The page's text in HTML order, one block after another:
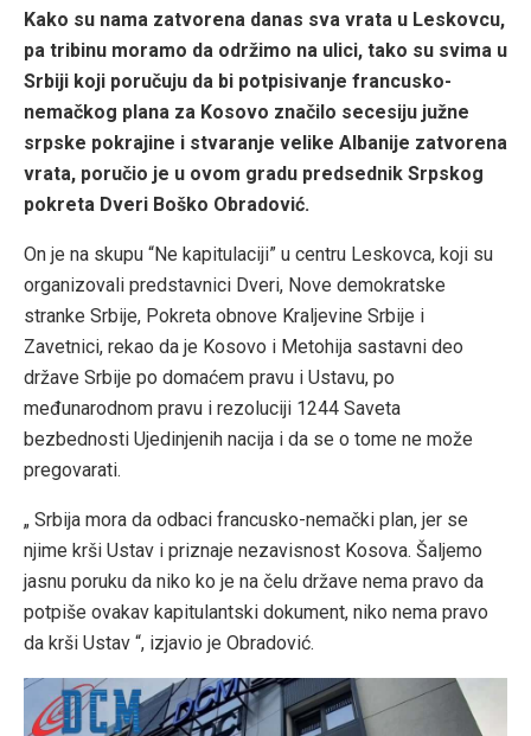
Kako su nama zatvorena danas sva vrata u Leskovcu,
pa tribinu moramo da održimo na ulici, tako su svima u
Srbiji koji poručuju da bi potpisivanje francusko-
nemačkog plana za Kosovo značilo secesiju južne
srpske pokrajine i stvaranje velike Albanije zatvorena
vrata, poručio je u ovom gradu predsednik Srpskog
pokreta Dveri Boško Obradović.
On je na skupu “Ne kapitulaciji” u centru Leskovca, koji su
organizovali predstavnici Dveri, Nove demokratske
stranke Srbije, Pokreta obnove Kraljevine Srbije i
Zavetnici, rekao da je Kosovo i Metohija sastavni deo
države Srbije po domaćem pravu i Ustavu, po
međunarodnom pravu i rezoluciji 1244 Saveta
bezbednosti Ujedinjenih nacija i da se o tome ne može
pregovarati.
„ Srbija mora da odbaci francusko-nemački plan, jer se
njime krši Ustav i priznaje nezavisnost Kosova. Šaljemo
jasnu poruku da niko ko je na čelu države nema pravo da
potpiše ovakav kapitulantski dokument, niko nema pravo
da krši Ustav “, izjavio je Obradović.